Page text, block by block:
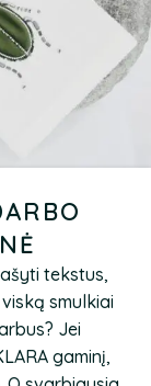
tekstus,
smulkiai
Jei
gaminį,